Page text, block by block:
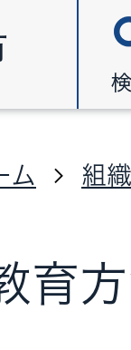
ム 組
育